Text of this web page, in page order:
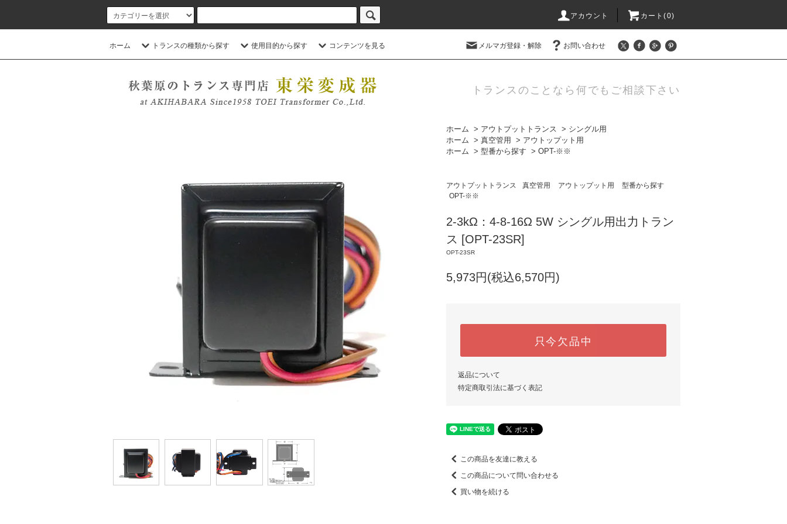
アカウント カート(0)
ホーム トランスの種類から探す 使用目的から探す コンテンツを見る メルマガ登録・解除 お問い合わせ
トランスのことなら何でもご相談下さい
ホーム > アウトプットトランス > シングル用
ホーム > 真空管用 > アウトップット用
ホーム > 型番から探す > OPT-※※
アウトプットトランス 真空管用 アウトップット用
型番から探す
OPT-※※
2-3kΩ：4-8-16Ω 5W シングル用出力トラン
ス [OPT-23SR]
OPT-23SR
5,973円(税込6,570円)
只今欠品中
返品について
特定商取引法に基づく表記
この商品を友達に教える
この商品について問い合わせる
買い物を続ける